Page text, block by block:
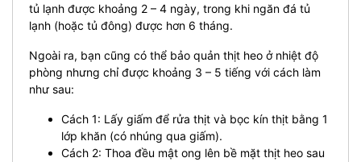
tủ lạnh được khoảng 2 – 4 ngày, trong khi ngăn đá tủ
lạnh (hoặc tủ đông) được hơn 6 tháng.
Ngoài ra, bạn cũng có thể bảo quản thịt heo ở nhiệt độ
phòng nhưng chỉ được khoảng 3 – 5 tiếng với cách làm
như sau:
Cách 1: Lấy giấm để rửa thịt và bọc kín thịt bằng 1
lớp khăn (có nhúng qua giấm).
Cách 2: Thoa đều mật ong lên bề mặt thịt heo sau